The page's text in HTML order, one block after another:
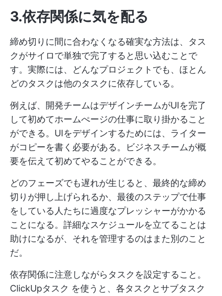
3.依存関係に気を配る
締め切りに間に合わなくなる確実な方法は、タス
クがサイロで単独で完了すると思い込むことで
す。実際には、どんなプロジェクトでも、ほとん
どのタスクは他のタスクに依存している。
例えば、開発チームはデザインチームがUIを完了
して初めてホームぺージの仕事に取り掛かること
ができる。UIをデザインするためには、ライター
がコピーを書く必要がある。ビジネスチームが概
要を伝えて初めてやることができる。
どのフェーズでも遅れが生じると、最終的な締め
切りが押し上げられるか、最後のステップで仕事
をしている人たちに過度なプレッシャーがかかる
ことになる。詳細なスケジュールを立てることは
助けになるが、それを管理するのはまた別のこと
だ。
依存関係に注意しながらタスクを設定すること。
ClickUpタスク を使うと、各タスクとサブタスク